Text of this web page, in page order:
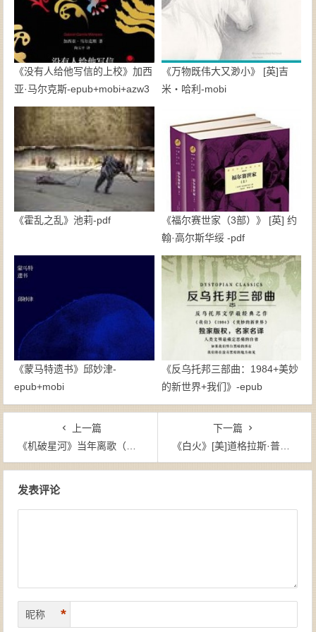
《没有人给他写信的上校》加西
亚·马尔克斯-epub+mobi+azw3
《万物既伟大又渺小》 [英]吉
米・哈利-mobi
《霍乱之乱》池莉-pdf
《福尔赛世家（3部）》 [英] 约
翰·高尔斯华绥 -pdf
《蒙马特遗书》邱妙津-
epub+mobi
《反乌托邦三部曲：1984+美妙
的新世界+我们》-epub
上一篇
《机破星河》当年离歌（作者）-epub+mobi
下一篇
《白火》[美]道格拉斯·普雷斯顿（作者）-epub+mobi+azw3
发表评论
昵称 *